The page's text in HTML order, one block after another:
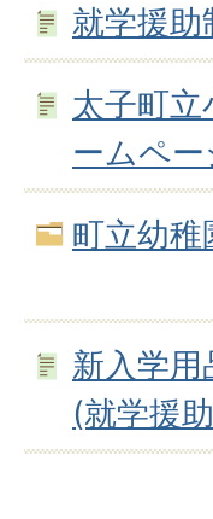
就学援助
太子町立
ームペー
町立幼稚
新入学用
(就学援